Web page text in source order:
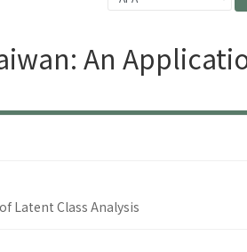
An
Latent Class Analysis